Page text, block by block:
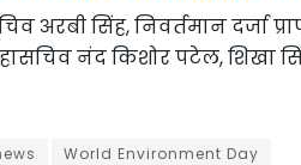
अरबी सिंह, निवर्तमान दर्जा
नंद किशोर पटेल, शिखा
World Environment Day